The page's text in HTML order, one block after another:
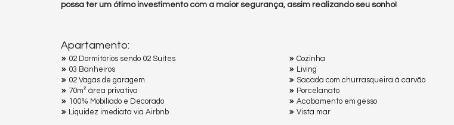
possa ter um ótimo investimento com a maior segurança, assim realizando seu sonho!
Apartamento:
02 Dormitórios sendo 02 Suítes
03 Banheiros
02 Vagas de garagem
70m² área privativa
100% Mobiliado e Decorado
Liquidez imediata via Airbnb
Cozinha
Living
Sacada com churrasqueira à carvão
Porcelanato
Acabamento em gesso
Vista mar